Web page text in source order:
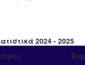
2024 - 2025
Συμ